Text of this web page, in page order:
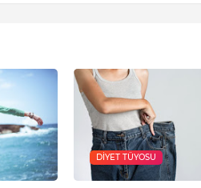
DIYET TÜYOSU